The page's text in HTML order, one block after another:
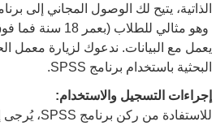
الذاتية، يتيح لك الوصول المجاني إلى
وهو مثالي للطلاب
يعمل مع البيانات. ندعوك لزيارة معمل
البحثية باستخدام برنامج SPSS
.
إجراءات التسجيل والاستخدام:
للاستفادة من ركن برنامج SPSS، يُرجى